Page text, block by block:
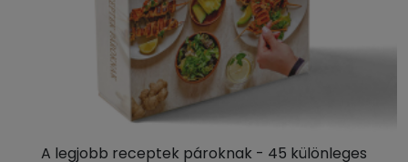
A legjobb receptek pároknak - 45 különleges